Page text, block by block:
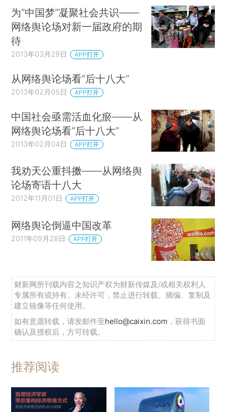
为“中国梦”凝聚社会共识——
网络舆论场对新一届政府的期
待
2013年03月29日 APP打开
从网络舆论场看“后十八大”
2013年02月05日 APP打开
中国社会亟需活血化瘀——从
网络舆论场看“后十八大”
2013年02月04日 APP打开
我劝天公重抖擞——从网络舆
论场寄语十八大
2012年11月01日 APP打开
网络舆论倒逼中国改革
2011年09月28日 APP打开
财新网所刊载内容之知识产权为财新传媒及/或相关权利人
专属所有或持有。未经许可，禁止进行转载、摘编、复制及
建立镜像等任何使用。
如有意愿转载，请发邮件至hello@caixin.com ，获得书面
确认及授权后，方可转载。
推荐阅读